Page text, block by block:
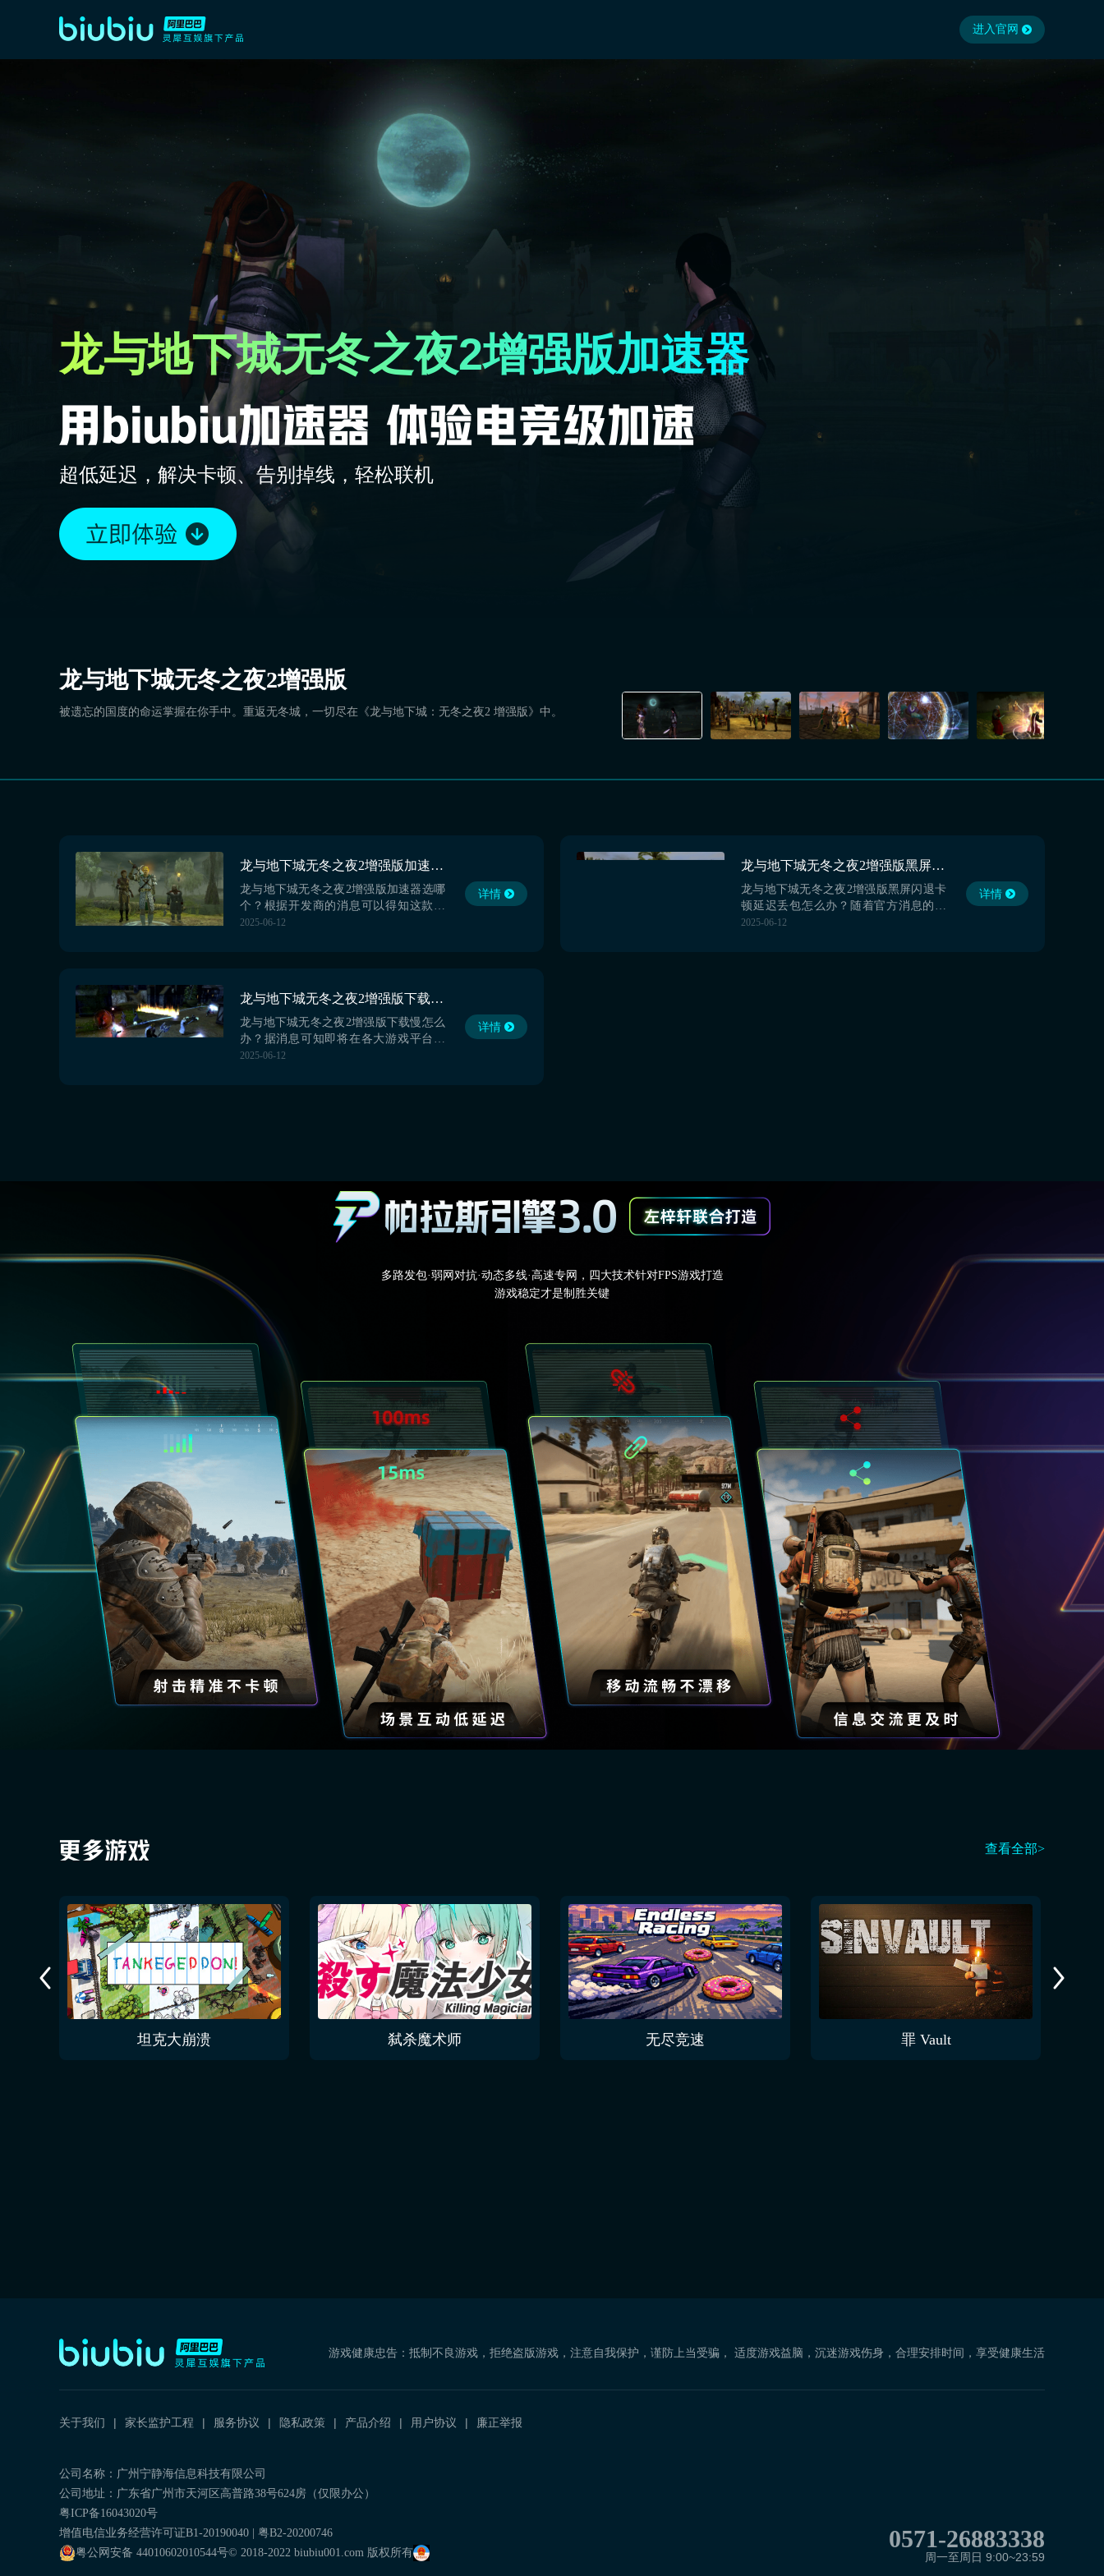
进入官网
龙与地下城无冬之夜2增强版加速器
超低延迟，解决卡顿、告别掉线，轻松联机
龙与地下城无冬之夜2增强版
被遗忘的国度的命运掌握在你手中。重返无冬城，一切尽在《龙与地下城：无冬之夜2 增强版》中。
龙与地下城无冬之夜2增强版加速器选哪个 专业的游戏加速工具分享
龙与地下城无冬之夜2增强版加速器选哪
个？根据开发商的消息可以得知这款经
典的rpg类型游戏预测会在七月份左右发
本，将带领玩家重返费伦大陆，开启一...
2025-06-12
详情
龙与地下城无冬之夜2增强版黑屏闪退卡顿延迟丢包怎么办 加速软件推荐
龙与地下城无冬之夜2增强版黑屏闪退卡
顿延迟丢包怎么办？随着官方消息的公
布，该作品即将在各大游戏平台发售，
2025-06-12
详情
龙与地下城无冬之夜2增强版下载慢怎么办 游戏下载加速工具推荐
龙与地下城无冬之夜2增强版下载慢怎么
办？据消息可知即将在各大游戏平台上
架，这款游戏再次吸引了无数伙伴们的
2025-06-12
详情
多路发包·弱网对抗·动态多线·高速专网，四大技术针对FPS游戏打造
游戏稳定才是制胜关键
查看全部>
坦克大崩溃 弑杀魔术师 无尽竞速 罪 Vault
游戏健康忠告：抵制不良游戏，拒绝盗版游戏，注意自我保护，谨防上当受骗， 适度游戏益脑，沉迷游戏伤身，合理安排时间，享受健康生活
关于我们 家长监护工程 服务协议 隐私政策 产品介绍 用户协议 廉正举报
公司名称：广州宁静海信息科技有限公司
公司地址：广东省广州市天河区高普路38号624房（仅限办公）
粤ICP备16043020号
增值电信业务经营许可证B1-20190040 | 粤B2-20200746
粤公网安备 44010602010544号© 2018-2022 biubiu001.com 版权所有
0571-26883338
周一至周日 9:00~23:59